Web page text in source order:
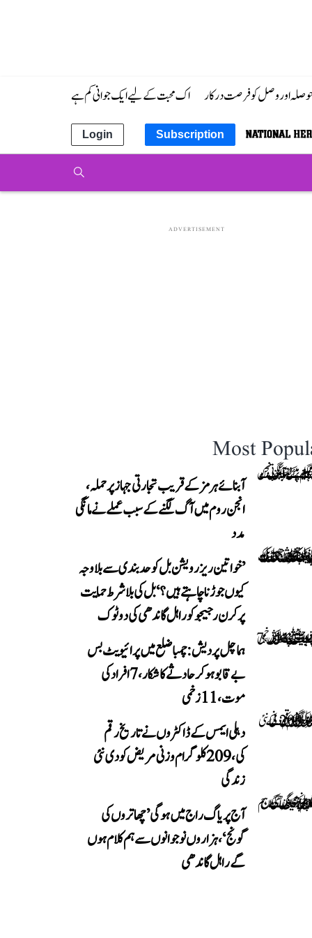
حوصلہ اور وصل کو فرصت درکار اک محبت کے لیے ایک جوانی کم ہے
Subscription
Login
ADVERTISEMENT
Most
آبنائے ہرمز کے قریب تجارتی جہاز پر حملہ،
انجن روم میں آگ لگنے کے سبب عملے نے مانگی
مدد
’خواتین ریزرویشن بل کو حدبندی سے بلا وجہ
کیوں جوڑنا چاہتے ہیں؟‘ بل کی بلا شرط حمایت
پر کرن رجیجو کو راہل گاندھی کی دوٹوک
ہماچل پردیش: چمبا ضلع میں پرائیویٹ بس
بے قابو ہوکر حادثے کا شکار، 7 افراد کی
موت، 11 زخمی
دہلی ایمس کے ڈاکٹروں نے تاریخ رقم
کی، 209 کلوگرام وزنی مریض کو دی نئی
زندگی
آج پریاگ راج میں ہوگی ’چھاتروں کی
گونج‘، ہزاروں نوجوانوں سے ہم کلام ہوں
گے راہل گاندھی